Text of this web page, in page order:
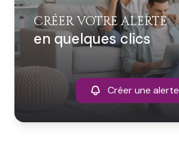
CRÉER VOTRE ALERTE
en quelques clics
Créer une alerte